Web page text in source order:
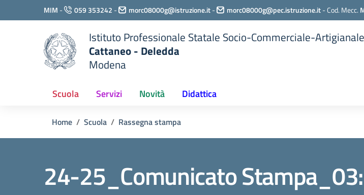
Vai ai contenuti
Vai al menu di navigazione
MIM - 059 353242 - morc08000g@istruzione.it- morc08000g@pec.istruzione.it-Cod. Mecc.
Istituto Professionale Statale Socio-Commerciale-Artigianale
Cattaneo - Deledda
Modena
Scuola Servizi Novità Didattica
Home Scuola Rassegna stampa
24-25_Comunicato